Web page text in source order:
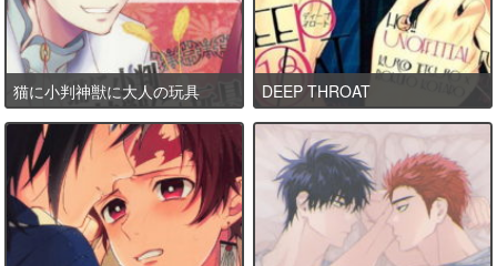
猫に小判神獣に大人の玩具 DEEP THROAT